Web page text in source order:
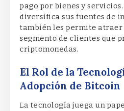
pago por bienes y servicios.
diversifica sus fuentes de
también les permite atraer
segmento de clientes que
criptomonedas.
El Rol de la
Adopción de Bitcoin
La tecnología juega un